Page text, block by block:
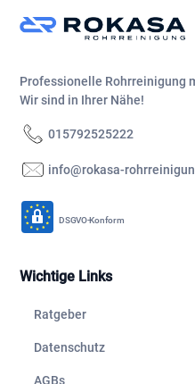
Professionelle Rohrreinigung
Wir sind in Ihrer Nähe!
015792525222
info@rokasa-
DSGVO-Konform
Wichtige Links
Ratgeber
Datenschutz
AGBs